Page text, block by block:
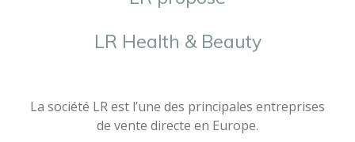
LR Health & Beauty
La société LR est l’une des principales entreprises
de vente directe en Europe.